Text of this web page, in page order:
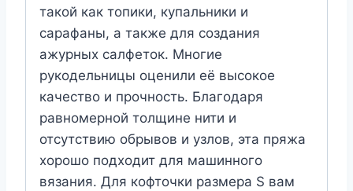
такой как топики, купальники и
сарафаны, а также для создания
ажурных салфеток. Многие
рукодельницы оценили её высокое
качество и прочность. Благодаря
равномерной толщине нити и
отсутствию обрывов и узлов, эта пряжа
хорошо подходит для машинного
вязания. Для кофточки размера S вам